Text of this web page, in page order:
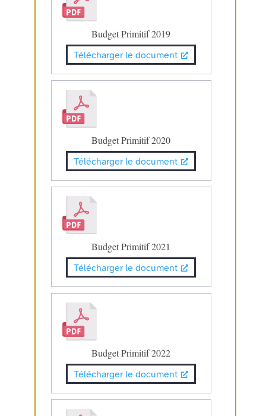
Budget Primitif 2019
Télécharger le document
Budget Primitif 2020
Télécharger le document
Budget Primitif 2021
Télécharger le document
Budget Primitif 2022
Télécharger le document